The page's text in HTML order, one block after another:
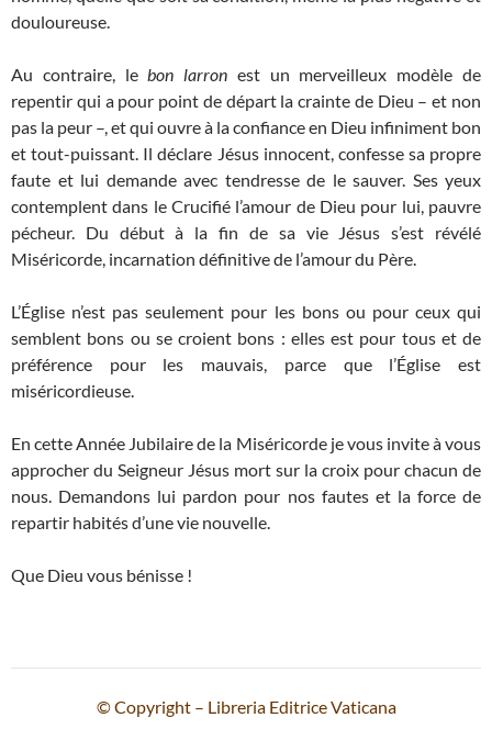
douloureuse.
Au contraire, lebon larron est un merveilleux modèle de
repentir qui a pour point de départ la crainte de Dieu – et non
pas la peur –, et qui ouvre à la confiance en Dieu infiniment bon
et tout-puissant. Il déclare Jésus innocent, confesse sa propre
faute et lui demande avec tendresse de le sauver. Ses yeux
contemplent dans le Crucifié l’amour de Dieu pour lui, pauvre
pécheur. Du début à la fin de sa vie Jésus s’est révélé
Miséricorde, incarnation définitive de l’amour du Père.
L’Église n’est pas seulement pour les bons ou pour ceux qui
semblent bons ou se croient bons : elles est pour tous et de
préférence pour les mauvais, parce que l’Église est
miséricordieuse.
En cette Année Jubilaire de la Miséricorde je vous invite à vous
approcher du Seigneur Jésus mort sur la croix pour chacun de
nous. Demandons lui pardon pour nos fautes et la force de
repartir habités d’une vie nouvelle.
Que Dieu vous bénisse !
© Copyright – Libreria Editrice Vaticana